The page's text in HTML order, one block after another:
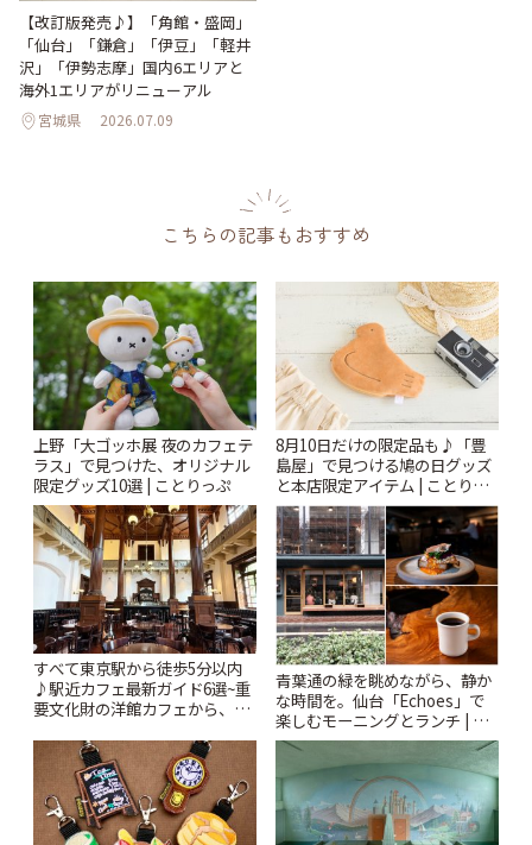
【改訂版発売♪】「角館・盛岡」
「仙台」「鎌倉」「伊豆」「軽井
沢」「伊勢志摩」国内6エリアと
海外1エリアがリニューアル
宮城県 2026.07.09
こちらの記事もおすすめ
上野「大ゴッホ展 夜のカフェテ
ラス」で見つけた、オリジナル
限定グッズ10選 | ことりっぷ
8月10日だけの限定品も♪「豊
島屋」で見つける鳩の日グッズ
と本店限定アイテム | ことりっ
ぷ
すべて東京駅から徒歩5分以内
♪駅近カフェ最新ガイド6選~重
要文化財の洋館カフェから、改
りっぷ
青葉通の緑を眺めながら、静か
な時間を。仙台「Echoes」で
楽しむモーニングとランチ | こ
とりっぷ